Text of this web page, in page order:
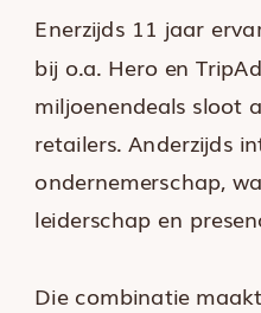
Enerzijds 11 jaar
bij o.a. Hero en
miljoenendeals sloot
retailers. Anderzijds
ondernemerschap,
leiderschap en
Die combinatie